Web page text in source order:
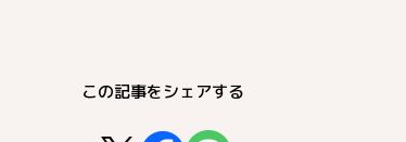
この記事をシェアする